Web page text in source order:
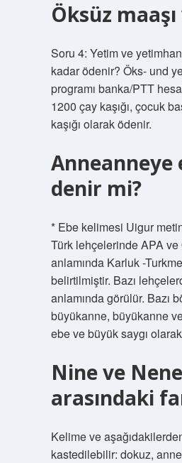
Öksüz maaşı
Soru 4: Yetim ve
kadar ödenir? Öks- und
programı banka/PTT
1200 çay kaşığı, çocuk
kaşığı olarak ödenir.
Anneanneye
denir mi?
* Ebe kelimesi Uigur
Türk lehçelerinde APA
anlamında Karluk -
belirtilmiştir. Bazı
anlamında görülür. Bazı
büyükanne, büyükanne
ebe ve büyük saygı olarak
Nine ve Nene
arasındaki
Kelime ve
kastedilebilir: dokuz,